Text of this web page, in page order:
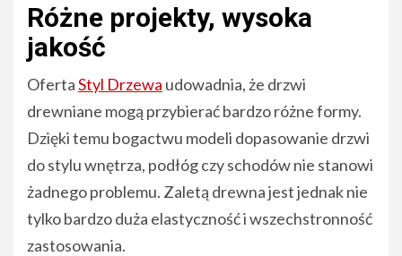
Różne projekty, wysoka
jakość
OfertaStyl Drzewa udowadnia, że drzwi
drewniane mogą przybierać bardzo różne formy.
Dzięki temu bogactwu modeli dopasowanie drzwi
do stylu wnętrza, podłóg czy schodów nie stanowi
żadnego problemu. Zaletą drewna jest jednak nie
tylko bardzo duża elastyczność i wszechstronność
zastosowania.